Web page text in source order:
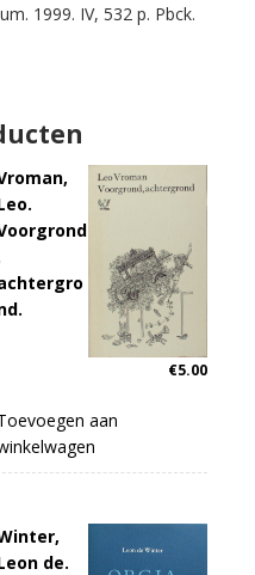
1999. IV, 532 p. Pbck.
€5.00
aan
de.